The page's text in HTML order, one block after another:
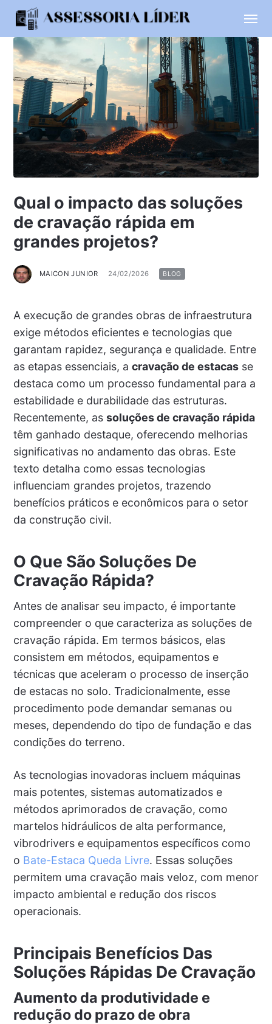
Qual o impacto das soluções
de cravação rápida em
grandes projetos?
MAICON JUNIOR 24/02/2026 BLOG
A execução de grandes obras de infraestrutura
exige métodos eficientes e tecnologias que
garantam rapidez, segurança e qualidade. Entre
as etapas essenciais, a cravação de estacasse
destaca como um processo fundamental para a
estabilidade e durabilidade das estruturas.
Recentemente, as soluções de cravação rápida
têm ganhado destaque, oferecendo melhorias
significativas no andamento das obras. Este
texto detalha como essas tecnologias
influenciam grandes projetos, trazendo
benefícios práticos e econômicos para o setor
da construção civil.
O Que São Soluções De
Cravação Rápida?
Antes de analisar seu impacto, é importante
compreender o que caracteriza as soluções de
cravação rápida. Em termos básicos, elas
consistem em métodos, equipamentos e
técnicas que aceleram o processo de inserção
de estacas no solo. Tradicionalmente, esse
procedimento pode demandar semanas ou
meses, dependendo do tipo de fundação e das
condições do terreno.
As tecnologias inovadoras incluem máquinas
mais potentes, sistemas automatizados e
métodos aprimorados de cravação, como
martelos hidráulicos de alta performance,
vibrodrivers e equipamentos específicos como
o Bate-Estaca Queda Livre. Essas soluções
permitem uma cravação mais veloz, com menor
impacto ambiental e redução dos riscos
operacionais.
Principais Benefícios Das
Soluções Rápidas De Cravação
Aumento da produtividade e
redução do prazo de obra